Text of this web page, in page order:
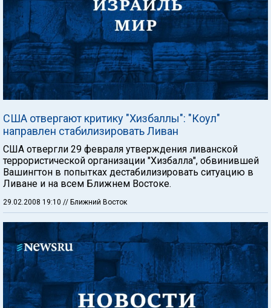
США отвергают критику "Хизбаллы": "Коул"
направлен стабилизировать Ливан
США отвергли 29 февраля утверждения ливанской
террористической организации "Хизбалла", обвинившей
Вашингтон в попытках дестабилизировать ситуацию в
Ливане и на всем Ближнем Востоке.
29.02.2008 19:10 // Ближний Восток